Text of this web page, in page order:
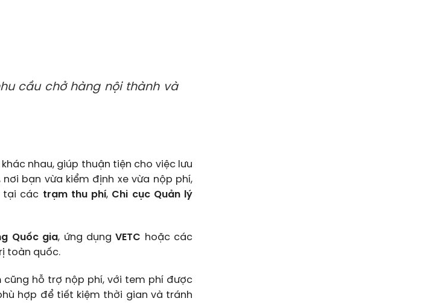
cầu chở hàng nội thành và
nhau, giúp thuận tiện cho việc lưu
nơi bạn vừa kiểm định xe vừa nộp phí,
tại các trạm thu phí, Chi cục Quản lý
Quốc gia, ứng dụngVETC hoặc các
toàn quốc.
cũng hỗ trợ nộp phí, với tem phí được
hợp để tiết kiệm thời gian và tránh